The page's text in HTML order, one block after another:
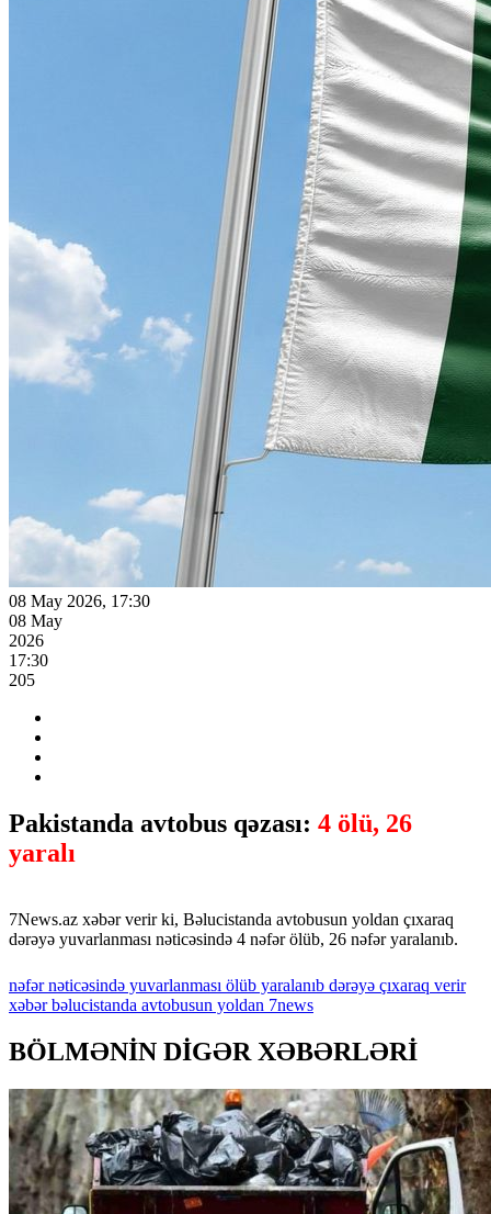
08 May 2026, 17:30
08 May
2026
17:30
205
Pakistanda avtobus qəzası: 4 ölü, 26
yaralı
7News.az xəbər verir ki, Bəlucistanda avtobusun yoldan çıxaraq
dərəyə yuvarlanması nəticəsində 4 nəfər ölüb, 26 nəfər yaralanıb.
nəfərnəticəsində yuvarlanması ölüb yaralanıb dərəyə çıxaraq verir
xəbərbəlucistanda avtobusun yoldan 7news
BÖLMƏNİN DİGƏR XƏBƏRLƏRİ